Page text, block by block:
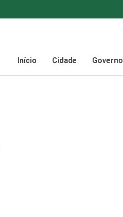
Início Cidade Governo